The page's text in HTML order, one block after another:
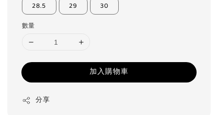
28.5 29 30
數量
加入購物車
分享